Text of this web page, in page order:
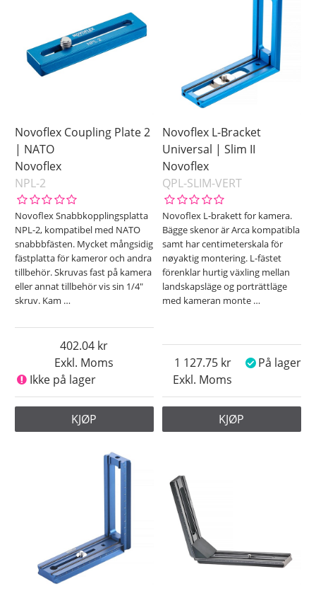
Novoflex Coupling Plate 2
| NATO
Novoflex
NPL-2
Novoflex Snabbkopplingsplatta
NPL-2, kompatibel med NATO
snabbbfästen. Mycket mångsidig
fästplatta för kameror och andra
tillbehör. Skruvas fast på kamera
eller annat tillbehör vis sin 1/4"
skruv. Kam …
Exkl. Moms
402.04
Ikke på lager
KJØP
Novoflex L-Bracket
Universal | Slim II
Novoflex
QPL-SLIM-VERT
Novoflex L-brakett for kamera.
Bägge skenor är Arca kompatibla
samt har centimeterskala för
nøyaktig montering. L-fästet
förenklar hurtig växling mellan
landskapsläge og porträttläge
med kameran monte …
Exkl. Moms
1 127.75 På lager
KJØP